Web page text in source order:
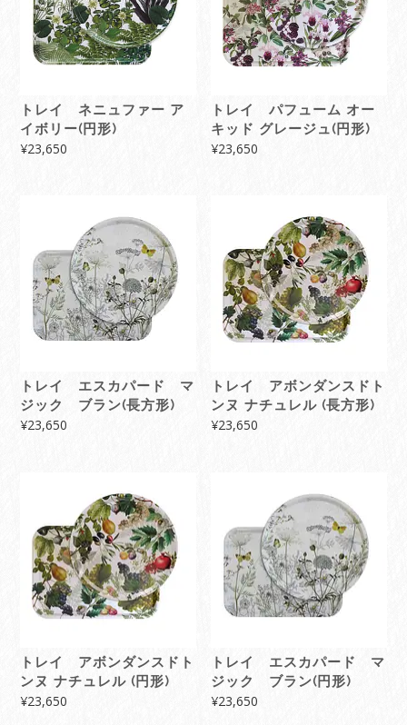
トレイ ネニュファー ア
イボリー(円形)
¥23,650
トレイ パフューム オー
キッド グレージュ(円形)
¥23,650
トレイ エスカパード マ
ジック ブラン(長方形)
¥23,650
トレイ アボンダンスドト
ンヌ ナチュレル (長方形)
¥23,650
トレイ アボンダンスドト
ンヌ ナチュレル (円形)
¥23,650
トレイ エスカパード マ
ジック ブラン(円形)
¥23,650